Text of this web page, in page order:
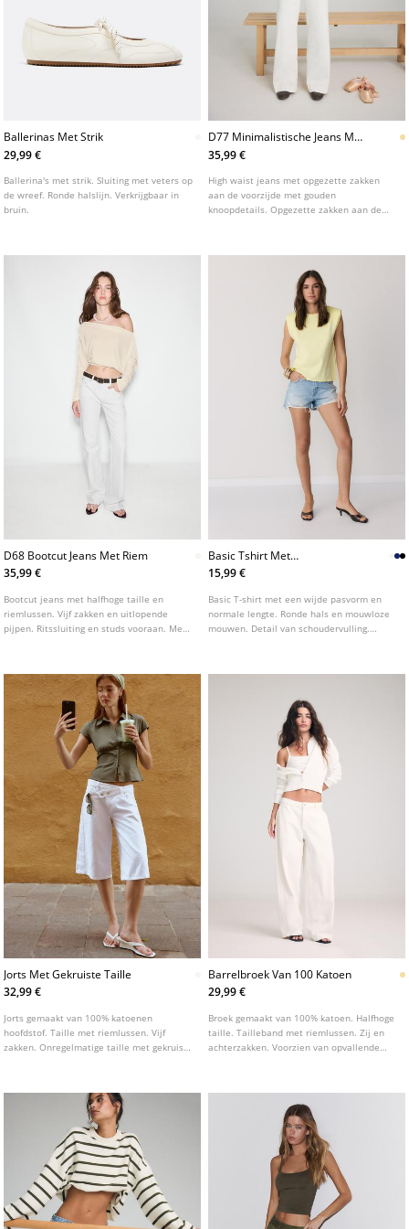
Ballerinas Met Strik
29,99 €
Ballerina's met strik. Sluiting met veters op
de wreef. Ronde halslijn. Verkrijgbaar in
bruin.
D77 Minimalistische Jeans Met
Zakken
35,99 €
High waist jeans met opgezette zakken
aan de voorzijde met gouden
knoopdetails. Opgezette zakken aan de
met rits en knoop. Verkrijgbaar in diverse
D68 Bootcut Jeans Met Riem
35,99 €
Bootcut jeans met halfhoge taille en
riemlussen. Vijf zakken en uitlopende
pijpen. Ritssluiting en studs vooraan. Met
Basic Tshirt Met
Schoudervulling
15,99 €
Basic T-shirt met een wijde pasvorm en
normale lengte. Ronde hals en mouwloze
mouwen. Detail van schoudervulling.
Jorts Met Gekruiste Taille
32,99 €
Jorts gemaakt van 100% katoenen
hoofdstof. Taille met riemlussen. Vijf
zakken. Onregelmatige taille met gekruiste
Barrelbroek Van 100 Katoen
29,99 €
Broek gemaakt van 100% katoen. Halfhoge
taille. Tailleband met riemlussen. Zij en
achterzakken. Voorzien van opvallende